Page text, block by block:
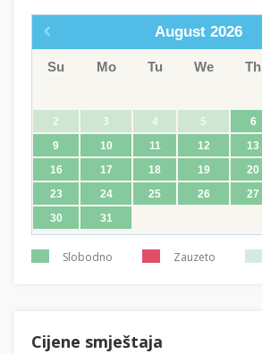
August 2026
Su Mo Tu We Th
2
3 4 5 6
9
10 11 12 13
16
17 18 19 20
23
24 25 26 27
30
31
Slobodno Zauzeto
Cijene smještaja